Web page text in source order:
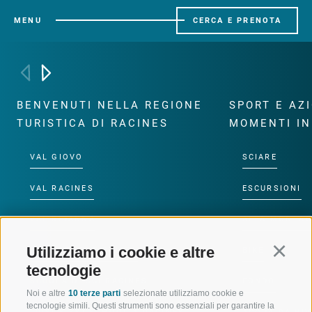
Utilizziamo i cookie e altre
tecnologie
Noi e altre 10 terze parti selezionate utilizziamo cookie e
tecnologie simili. Questi strumenti sono essenziali per garantire la
MENU CERCA E PRENOTA
BENVENUTI NELLA REGIONE
TURISTICA DI RACINES
VAL GIOVO
VAL RACINES
VAL RIDANNA
IMPIANTI DI RISALITA
SCUOLA DI SCI RACINES
SPORT E
MOMENTI
SCIARE
ESCURSIONI
ALTA